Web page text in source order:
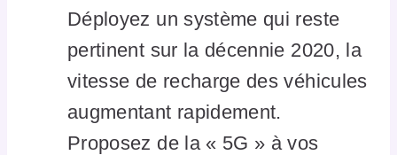
Déployez un système qui reste
pertinent sur la décennie 2020, la
vitesse de recharge des véhicules
augmentant rapidement.
Proposez de la « 5G » à vos